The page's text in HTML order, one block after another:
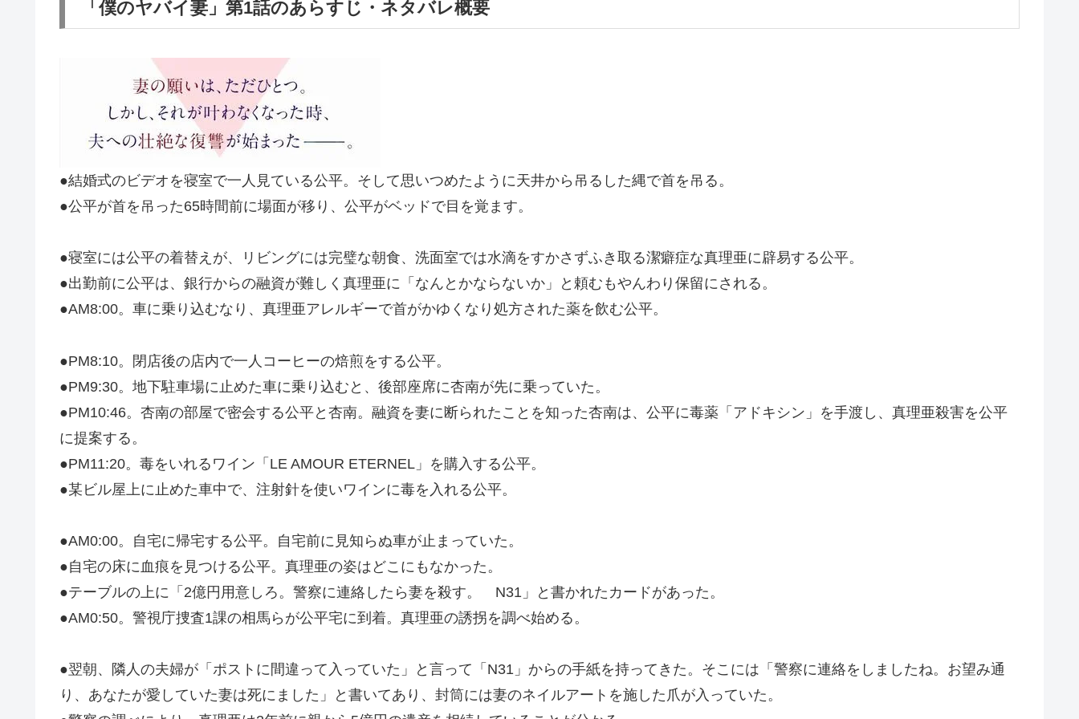
「僕のヤバイ妻」第1話のあらすじ・ネタバレ概要
●結婚式のビデオを寝室で一人見ている公平。そして思いつめたように天井から吊るした縄で首を吊る。
●公平が首を吊った65時間前に場面が移り、公平がベッドで目を覚ます。
●寝室には公平の着替えが、リビングには完璧な朝食、洗面室では水滴をすかさずふき取る潔癖症な真理亜に辟易する公平。
●出勤前に公平は、銀行からの融資が難しく真理亜に「なんとかならないか」と頼むもやんわり保留にされる。
●AM8:00。車に乗り込むなり、真理亜アレルギーで首がかゆくなり処方された薬を飲む公平。
●PM8:10。閉店後の店内で一人コーヒーの焙煎をする公平。
●PM9:30。地下駐車場に止めた車に乗り込むと、後部座席に杏南が先に乗っていた。
●PM10:46。杏南の部屋で密会する公平と杏南。融資を妻に断られたことを知った杏南は、公平に毒薬「アドキシン」を手渡し、真理亜殺害を公平
に提案する。
●PM11:20。毒をいれるワイン「LE AMOUR ETERNEL」を購入する公平。
●某ビル屋上に止めた車中で、注射針を使いワインに毒を入れる公平。
●AM0:00。自宅に帰宅する公平。自宅前に見知らぬ車が止まっていた。
●自宅の床に血痕を見つける公平。真理亜の姿はどこにもなかった。
●テーブルの上に「2億円用意しろ。警察に連絡したら妻を殺す。 N31」と書かれたカードがあった。
●AM0:50。警視庁捜査1課の相馬らが公平宅に到着。真理亜の誘拐を調べ始める。
●翌朝、隣人の夫婦が「ポストに間違って入っていた」と言って「N31」からの手紙を持ってきた。そこには「警察に連絡をしましたね。お望み通
り、あなたが愛していた妻は死にました」と書いてあり、封筒には妻のネイルアートを施した爪が入っていた。